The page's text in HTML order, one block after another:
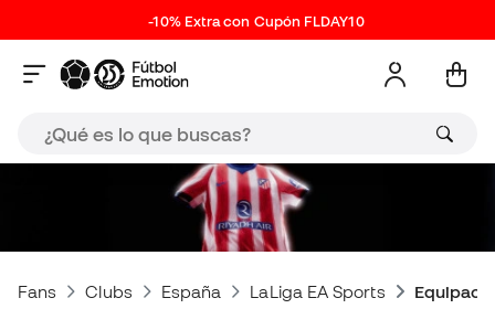
-10% Extra con Cupón FLDAY10
Fans Clubs España LaLiga EA Sports